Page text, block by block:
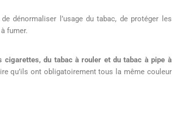
dénormaliser l’usage du tabac, de protéger les
fumer.
cigarettes, du tabac à rouler et du tabac à pipe à
qu’ils ont obligatoirement tous la même couleur